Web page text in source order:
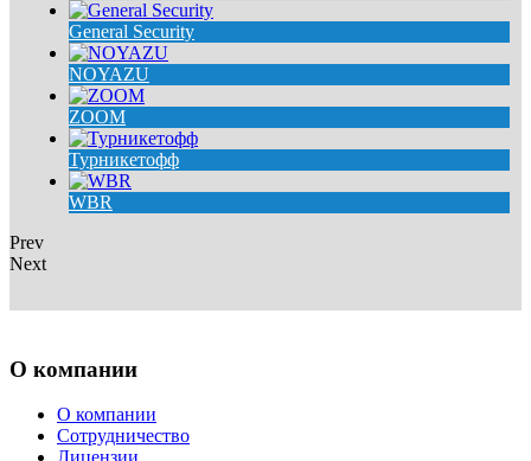
General Security
NOYAZU
ZOOM
Турникетофф
WBR
Prev
Next
О компании
О компании
Сотрудничество